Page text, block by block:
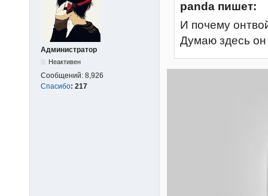
Администратор
Неактивен
Сообщений: 8,926
Спасибо: 217
panda пишет:
И почему
Думаю здесь он